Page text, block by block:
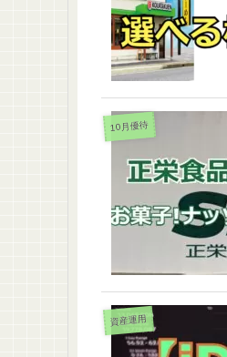
10月優待
資産運用